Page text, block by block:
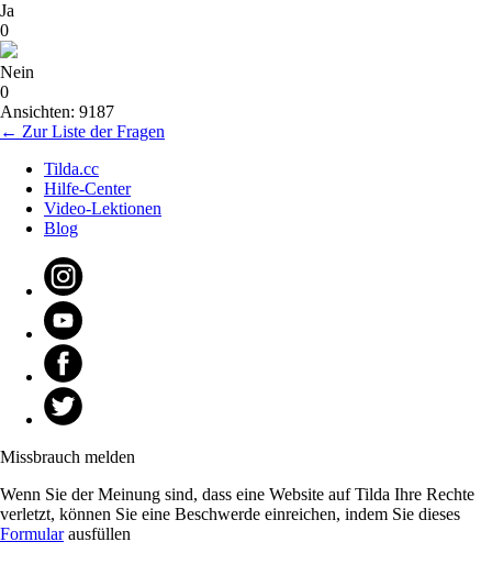
Ja
0
Nein
0
Ansichten: 9187
← Zur Liste der Fragen
Tilda.cc
Hilfe-Center
Video-Lektionen
Blog
Missbrauch melden
Wenn Sie der Meinung sind, dass eine Website auf Tilda Ihre Rechte
verletzt, können Sie eine Beschwerde einreichen, indem Sie dieses
Formularausfüllen